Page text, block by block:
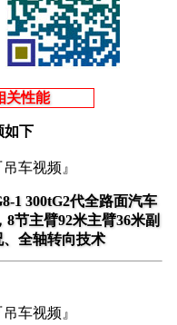
关性能
如下
吊车视频』
1 300tG2代全路面汽车
8节主臂92米主臂36米副
、全轴转向技术
吊车视频』